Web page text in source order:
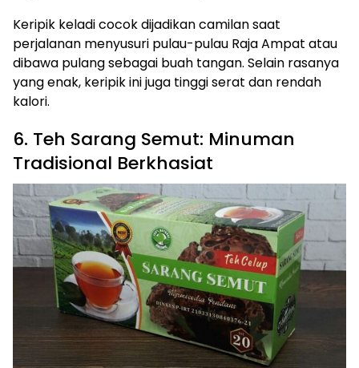
Keripik keladi cocok dijadikan camilan saat
perjalanan menyusuri pulau-pulau Raja Ampat atau
dibawa pulang sebagai buah tangan. Selain rasanya
yang enak, keripik ini juga tinggi serat dan rendah
kalori.
6. Teh Sarang Semut: Minuman
Tradisional Berkhasiat